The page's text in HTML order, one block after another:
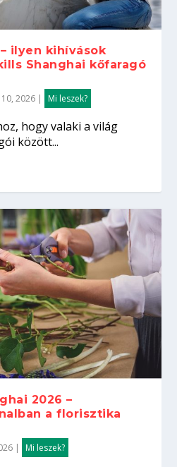
ilyen kihívások
Shanghai kőfaragó
2026 | Mi leszek?
hogy valaki a világ
között...
2026 –
a florisztika
| Mi leszek?